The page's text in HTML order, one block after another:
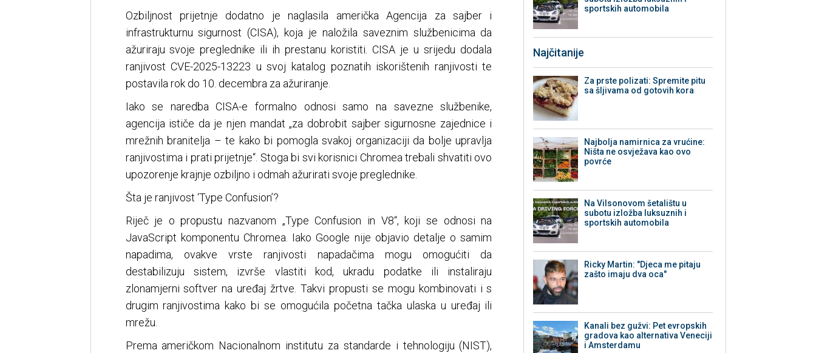
Ozbiljnost prijetnje dodatno je naglasila američka Agencija za sajber i
infrastrukturnu sigurnost (CISA), koja je naložila saveznim službenicima da
ažuriraju svoje preglednike ili ih prestanu koristiti. CISA je u srijedu dodala
ranjivost CVE-2025-13223 u svoj katalog poznatih iskorištenih ranjivosti te
postavila rok do 10. decembra za ažuriranje.
Iako se naredba CISA-e formalno odnosi samo na savezne službenike,
agencija ističe da je njen mandat „za dobrobit sajber sigurnosne zajednice i
mrežnih branitelja – te kako bi pomogla svakoj organizaciji da bolje upravlja
ranjivostima i prati prijetnje“. Stoga bi svi korisnici Chromea trebali shvatiti ovo
upozorenje krajnje ozbiljno i odmah ažurirati svoje preglednike.
Šta je ranjivost ‘Type Confusion’?
Riječ je o propustu nazvanom „Type Confusion in V8“, koji se odnosi na
JavaScript komponentu Chromea. Iako Google nije objavio detalje o samim
napadima, ovakve vrste ranjivosti napadačima mogu omogućiti da
destabilizuju sistem, izvrše vlastiti kod, ukradu podatke ili instaliraju
zlonamjerni softver na uređaj žrtve. Takvi propusti se mogu kombinovati i s
drugim ranjivostima kako bi se omogućila početna tačka ulaska u uređaj ili
mrežu.
Prema američkom Nacionalnom institutu za standarde i tehnologiju (NIST),
sportskih automobila
Najčitanije
Za prste polizati: Spremite pitu
sa šljivama od gotovih kora
Najbolja namirnica za vrućine:
Ništa ne osvježava kao ovo
povrće
Na Vilsonovom šetalištu u
subotu izložba luksuznih i
sportskih automobila
Ricky Martin: "Djeca me pitaju
zašto imaju dva oca"
Kanali bez gužvi: Pet evropskih
gradova kao alternativa Veneciji
i Amsterdamu